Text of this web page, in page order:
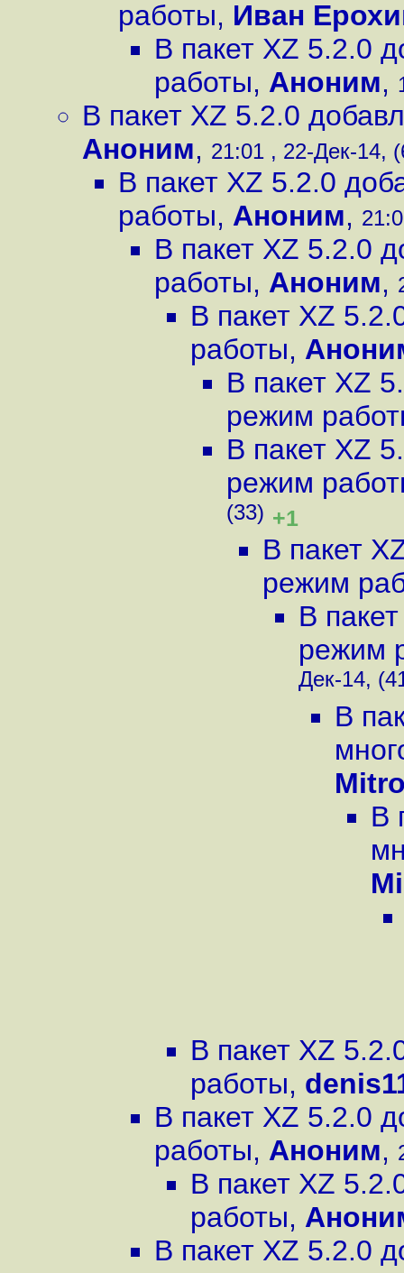
работы, Иван
В пакет XZ 5.2.0
работы, Аноним,
В пакет XZ 5.2.0
Аноним, 21:01 , 22-Дек-14,
В пакет XZ 5.2.0
работы, Аноним,
В пакет XZ 5.2.0
работы, Аноним,
В пакет XZ
работы,
В пакет XZ
режим
В пакет XZ
режим
(33) +1
В пакет
режим
В
режим
Дек-14,
В
В
В пакет XZ
работы,
В пакет XZ 5.2.0
работы, Аноним,
В пакет XZ
работы,
В пакет XZ 5.2.0